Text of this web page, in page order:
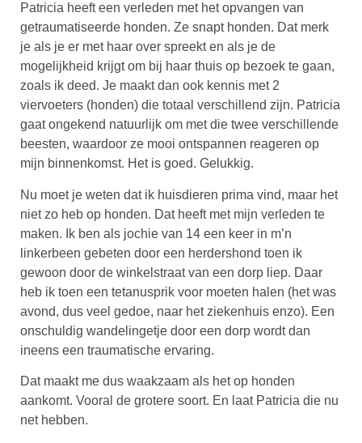
Patricia heeft een verleden met het opvangen van
getraumatiseerde honden. Ze snapt honden. Dat merk
je als je er met haar over spreekt en als je de
mogelijkheid krijgt om bij haar thuis op bezoek te gaan,
zoals ik deed. Je maakt dan ook kennis met 2
viervoeters (honden) die totaal verschillend zijn. Patricia
gaat ongekend natuurlijk om met die twee verschillende
beesten, waardoor ze mooi ontspannen reageren op
mijn binnenkomst. Het is goed. Gelukkig.
Nu moet je weten dat ik huisdieren prima vind, maar het
niet zo heb op honden. Dat heeft met mijn verleden te
maken. Ik ben als jochie van 14 een keer in m’n
linkerbeen gebeten door een herdershond toen ik
gewoon door de winkelstraat van een dorp liep. Daar
heb ik toen een tetanusprik voor moeten halen (het was
avond, dus veel gedoe, naar het ziekenhuis enzo). Een
onschuldig wandelingetje door een dorp wordt dan
ineens een traumatische ervaring.
Dat maakt me dus waakzaam als het op honden
aankomt. Vooral de grotere soort. En laat Patricia die nu
net hebben.